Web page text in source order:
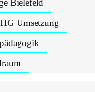
Bielefeld
Umsetzung